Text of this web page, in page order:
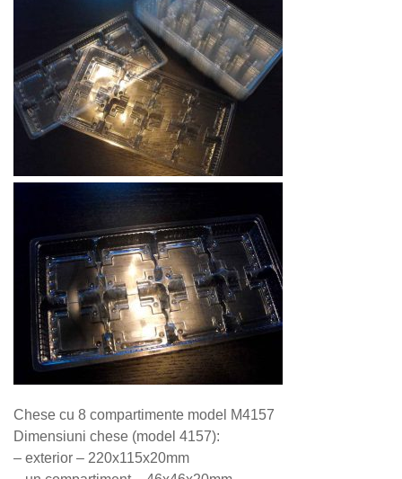
Chese cu 8 compartimente model M4157
Dimensiuni chese (model 4157):
– exterior – 220x115x20mm